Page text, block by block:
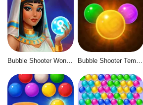
Bubble Shooter Wonders of Egypt Bubble Shooter Temple Jewels